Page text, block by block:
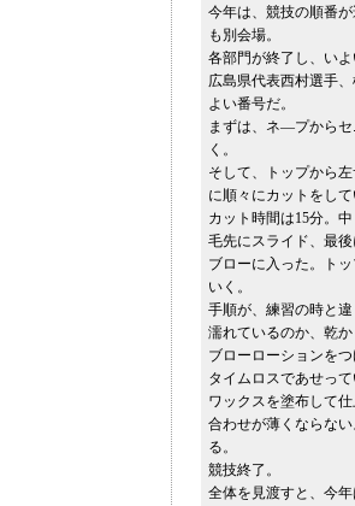
今年は、競技の順番
も別会場。
各部門が終了し、い
広島県代表西村選手
よい番号だ。
まずは、ネ―プから
く。
そして、トップから
に順々にカットをし
カット時間は15分。
毛先にスライド、最
ブローに入った。ト
いく。
手順が、練習の時と
濡れているのか、乾
ブローローションを
タイムロスであせっ
ワックスを塗布して
合わせが薄くならな
る。
競技終了。
全体を見渡すと、今